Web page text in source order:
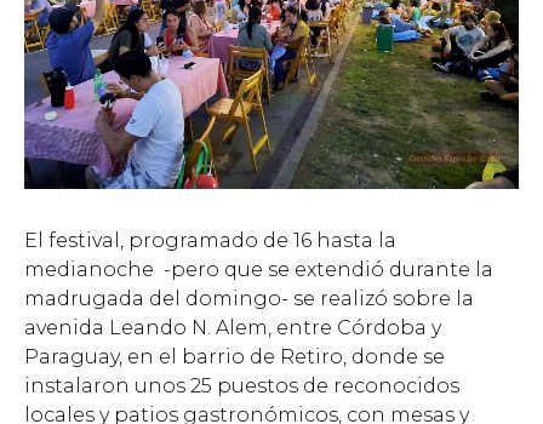
El festival, programado de 16 hasta la
medianoche -pero que se extendió durante la
madrugada del domingo- se realizó sobre la
avenida Leando N. Alem, entre Córdoba y
Paraguay, en el barrio de Retiro, donde se
instalaron unos 25 puestos de reconocidos
locales y patios gastronómicos, con mesas y